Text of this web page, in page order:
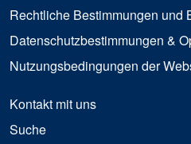
Rechtliche Bestimmungen und
Datenschutzbestimmungen &
Nutzungsbedingungen der
Kontakt mit uns
Suche